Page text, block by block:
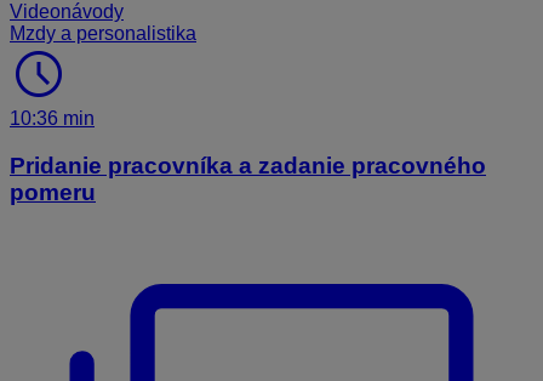
Videonávody
Mzdy a personalistika
schedule
10:36 min
Pridanie pracovníka a zadanie pracovného
pomeru